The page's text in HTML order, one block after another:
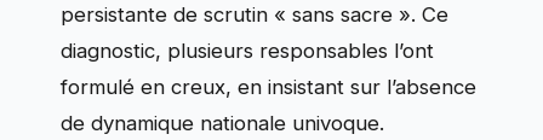
persistante de scrutin « sans sacre ». Ce
diagnostic, plusieurs responsables l’ont
formulé en creux, en insistant sur l’absence
de dynamique nationale univoque.